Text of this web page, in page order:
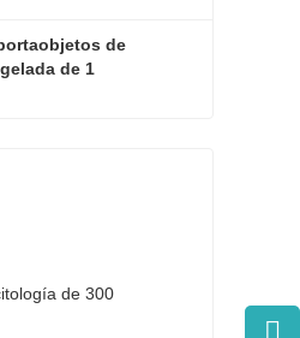
de
de 1